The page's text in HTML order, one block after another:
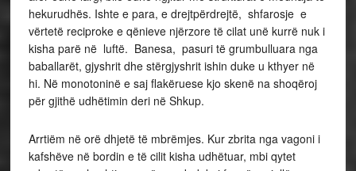
hekurudhës. Ishte e para, e drejtpërdrejtë, shfarosje e
vërtetë reciproke e qënieve njërzore të cilat unë kurrë nuk i
kisha parë në luftë. Banesa, pasuri të grumbulluara nga
baballarët, gjyshrit dhe stërgjyshrit ishin duke u kthyer në
hi. Në monotoninë e saj flakëruese kjo skenë na shoqëroj
për gjithë udhëtimin deri në Shkup.
Arrtiëm në orë dhjetë të mbrëmjes. Kur zbrita nga vagoni i
kafshëve në bordin e të cilit kisha udhëtuar, mbi qytet